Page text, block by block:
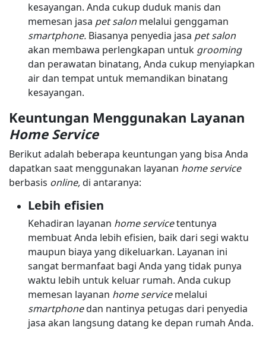
kesayangan. Anda cukup duduk manis dan
memesan jasa pet salonmelalui genggaman
smartphone. Biasanya penyedia jasa pet salon
akan membawa perlengkapan untuk grooming
dan perawatan binatang, Anda cukup menyiapkan
air dan tempat untuk memandikan binatang
kesayangan.
Keuntungan Menggunakan Layanan
Home Service
Berikut adalah beberapa keuntungan yang bisa Anda
dapatkan saat menggunakan layanan home service
berbasis online,di antaranya:
Lebih efisien
Kehadiran layanan home servicetentunya
membuat Anda lebih efisien, baik dari segi waktu
maupun biaya yang dikeluarkan. Layanan ini
sangat bermanfaat bagi Anda yang tidak punya
waktu lebih untuk keluar rumah. Anda cukup
memesan layanan home servicemelalui
smartphonedan nantinya petugas dari penyedia
jasa akan langsung datang ke depan rumah Anda.